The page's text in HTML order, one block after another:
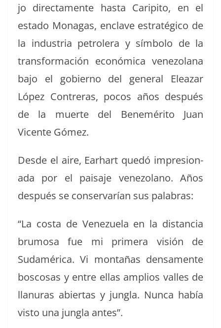
jo direc­ta­mente has­ta Carip­i­to, en el
esta­do Mon­a­gas, enclave estratégi­co de
la indus­tria petrol­era y sím­bo­lo de la
trans­for­ma­ción económi­ca vene­zolana
bajo el gob­ier­no del gen­er­al Eleazar
López Con­tr­eras, pocos años después
de la muerte del Ben­eméri­to Juan
Vicente Gómez.
Des­de el aire, Earhart quedó impre­sion­
a­da por el paisaje vene­zolano. Años
después se con­ser­varían sus palabras:
“La cos­ta de Venezuela en la dis­tan­cia
bru­mosa fue mi primera visión de
Sudaméri­ca. Vi mon­tañas den­sa­mente
boscosas y entre ellas amplios valles de
lla­nuras abier­tas y jungla. Nun­ca había
vis­to una jungla antes”.